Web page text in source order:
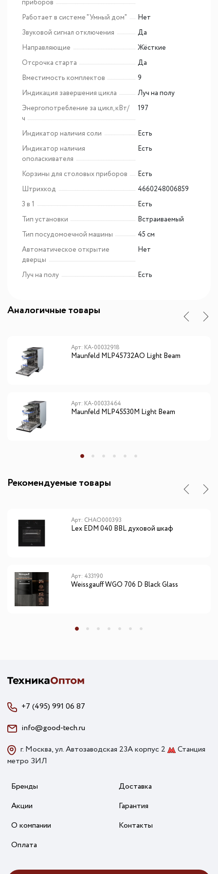
приборов
Работает в системе "Умный дом"
Нет
Звуковой сигнал отключения
Да
Направляющие
Жёсткие
Отсрочка старта
Да
Вместимость комплектов
9
Индикация завершения цикла
Луч на полу
Энергопотребление за цикл, кВт/
ч
197
Индикатор наличия соли
Есть
Индикатор наличия
ополаскивателя
Есть
Корзины для столовых приборов
Есть
Штрихкод
4660248006859
3 в 1
Есть
Тип установки
Встраиваемый
Тип посудомоечной машины
45 см
Автоматическое открытие
дверцы
Нет
Луч на полу Есть
Аналогичные товары
Арт: КА-00032918
Maunfeld MLP45732AO Light Beam
Арт: КА-00033464
Maunfeld MLP45530M Light Beam
Рекомендуемые товары
Арт: CHAO000393
Lex EDM 040 BBL духовой шкаф
Арт: 433190
Weissgauff WGO 706 D Black Glass
+7 (495) 991 06 87
info@good-tech.ru
г. Москва, ул. Автозаводская 23А корпус 2
Станция
метро ЗИЛ
Бренды
Акции
О компании
Оплата
Доставка
Гарантия
Контакты